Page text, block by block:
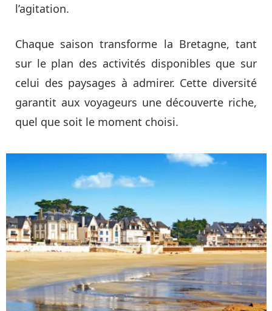
l’agitation.
Chaque saison transforme la Bretagne, tant
sur le plan des activités disponibles que sur
celui des paysages à admirer. Cette diversité
garantit aux voyageurs une découverte riche,
quel que soit le moment choisi.